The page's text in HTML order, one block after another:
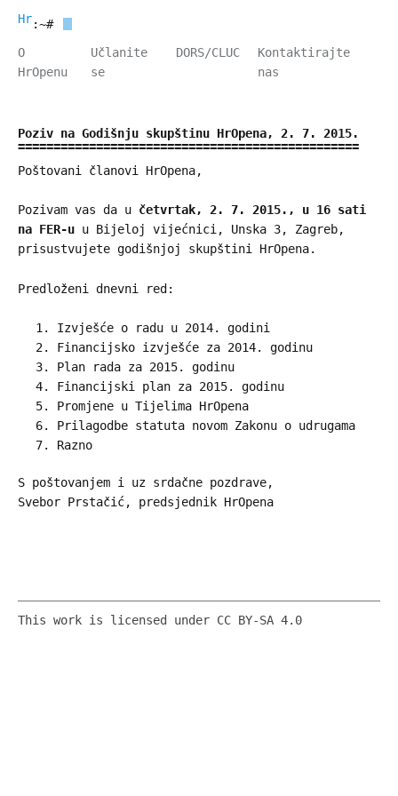
HrOpen
:~#
O
HrOpenu
Učlanite
se
DORS/CLUC
Kontaktirajte
nas
Poziv na Godišnju skupštinu HrOpena, 2. 7. 2015.
Poštovani članovi HrOpena,
Pozivam vas da u četvrtak, 2. 7. 2015., u 16 sati
na FER-u u Bijeloj vijećnici, Unska 3, Zagreb,
prisustvujete godišnjoj skupštini HrOpena.
Predloženi dnevni red:
Izvješće o radu u 2014. godini
Financijsko izvješće za 2014. godinu
Plan rada za 2015. godinu
Financijski plan za 2015. godinu
Promjene u Tijelima HrOpena
Prilagodbe statuta novom Zakonu o udrugama
Razno
S poštovanjem i uz srdačne pozdrave,
Svebor Prstačić, predsjednik HrOpena
This work is licensed under CC BY-SA 4.0